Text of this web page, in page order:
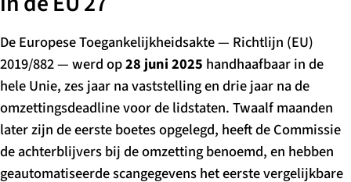
De Europese Toegankelijkheidsakte — Richtlijn (EU)
2019/882 — werd op28 juni 2025 handhaafbaar in de
hele Unie, zes jaar na vaststelling en drie jaar na de
omzettingsdeadline voor de lidstaten. Twaalf maanden
later zijn de eerste boetes opgelegd, heeft de Commissie
de achterblijvers bij de omzetting benoemd, en hebben
geautomatiseerde scangegevens het eerste vergelijkbare